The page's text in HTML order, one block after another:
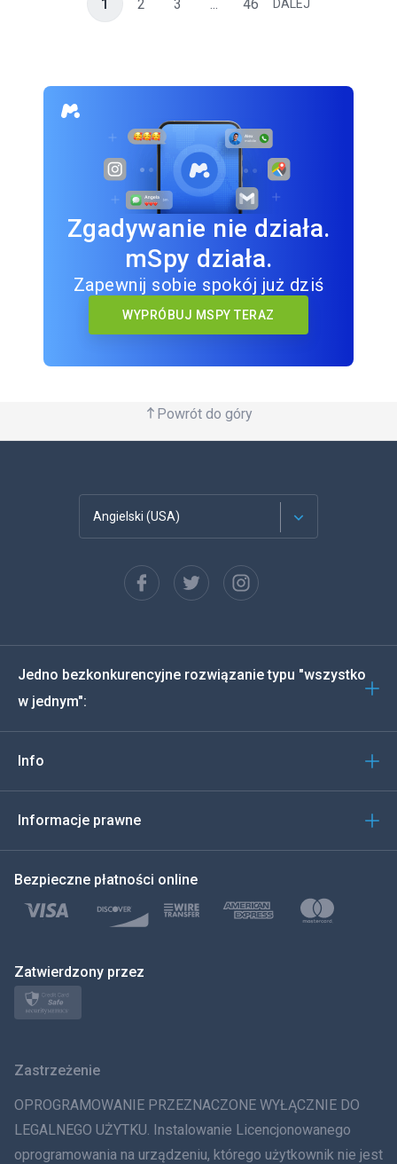
1 2 3 ... 46 DALEJ
Zgadywanie nie działa.
mSpy działa.
Zapewnij sobie spokój już dziś
WYPRÓBUJ MSPY TERAZ
Powrót do góry
Angielski (USA)
Español
Deutsch
Włoski
한국의
ภาษาไทย
简体中文
Dania
Jedno bezkonkurencyjne rozwiązanie typu "wszystko
w jednym":
Info
Informacje prawne
Bezpieczne płatności online
Zatwierdzony przez
Zastrzeżenie
OPROGRAMOWANIE PRZEZNACZONE WYŁĄCZNIE DO
LEGALNEGO UŻYTKU. Instalowanie Licencjonowanego
oprogramowania na urządzeniu, którego użytkownik nie jest